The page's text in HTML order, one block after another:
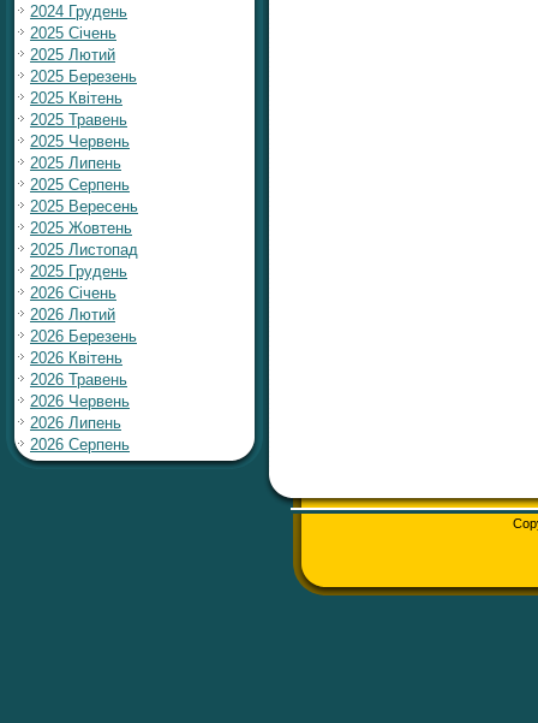
2024 Грудень
2025 Січень
2025 Лютий
2025 Березень
2025 Квітень
2025 Травень
2025 Червень
2025 Липень
2025 Серпень
2025 Вересень
2025 Жовтень
2025 Листопад
2025 Грудень
2026 Січень
2026 Лютий
2026 Березень
2026 Квітень
2026 Травень
2026 Червень
2026 Липень
2026 Серпень